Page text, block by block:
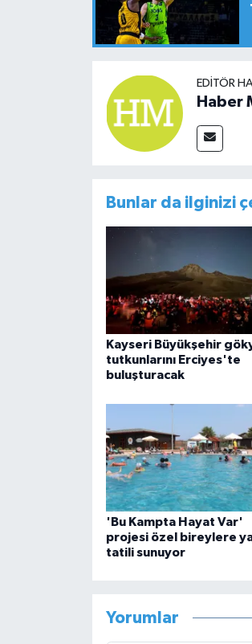
EDITÖR
Haber
Bunlar da ilginizi
Kayseri Büyükşehir
tutkunlarını Erciyes'te
buluşturacak
'Bu Kampta Hayat Var'
projesi özel bireylere
tatili sunuyor
Yorumlar